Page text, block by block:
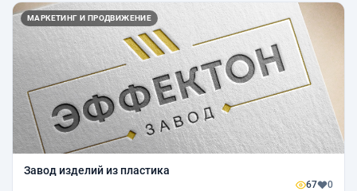
МАРКЕТИНГ И ПРОДВИЖЕНИЕ
Завод изделий из пластика
67 0